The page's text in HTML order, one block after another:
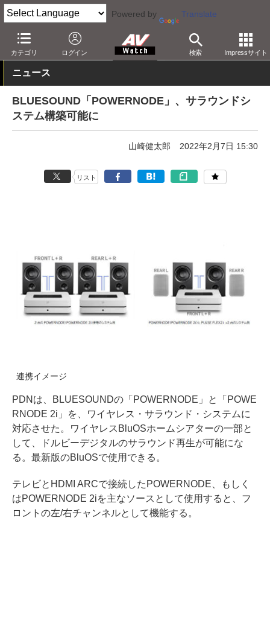
Powered by Translate
カテゴリ ログイン 検索 Impressサイト
AV Watch 製品 メディアプレーヤー
ニュース
BLUESOUND「POWERNODE」、サラウンドシ
ステム構築可能に
山崎健太郎 2022年2月7日 15:30
リスト
連携イメージ
PDNは、BLUESOUNDの「POWERNODE」と「POWE
RNODE 2i」を、ワイヤレス・サラウンド・システムに
対応させた。ワイヤレスBluOSホームシアターの一部と
して、ドルビーデジタルのサラウンド再生が可能にな
る。最新版のBluOSで使用できる。
テレビとHDMI ARCで接続したPOWERNODE、もしく
はPOWERNODE 2iを主なソースとして使用すると、フ
ロントの左/右チャンネルとして機能する。